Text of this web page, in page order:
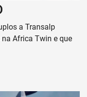
a Transalp
Africa Twin e que